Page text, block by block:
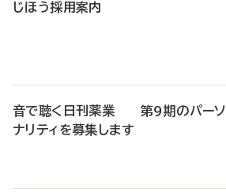
じほう採用案内
音で聴く日刊薬業 第9期のパーソ
ナリティを募集します